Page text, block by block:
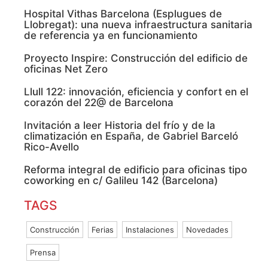
Hospital Vithas Barcelona (Esplugues de
Llobregat): una nueva infraestructura sanitaria
de referencia ya en funcionamiento
Proyecto Inspire: Construcción del edificio de
oficinas Net Zero
Llull 122: innovación, eficiencia y confort en el
corazón del 22@ de Barcelona
Invitación a leer Historia del frío y de la
climatización en España, de Gabriel Barceló
Rico-Avello
Reforma integral de edificio para oficinas tipo
coworking en c/ Galileu 142 (Barcelona)
TAGS
Construcción Ferias Instalaciones Novedades
Prensa